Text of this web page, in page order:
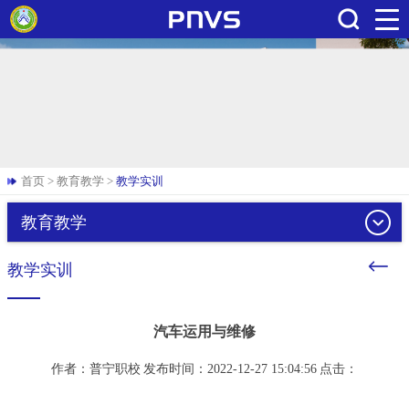
搜索
首页 > 教育教学 > 教学实训
教育教学
教学实训
汽车运用与维修
作者：普宁职校 发布时间：2022-12-27 15:04:56 点击：